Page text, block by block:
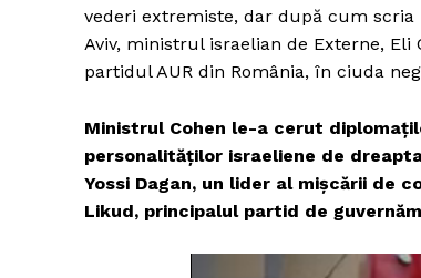
vederi extremiste, dar după cum
Aviv, ministrul israelian de Externe,
partidul AUR din România, în ciuda
Ministrul Cohen le-a cerut
personalităților israeliene de
Yossi Dagan, un lider al mișcării de
Likud, principalul partid de